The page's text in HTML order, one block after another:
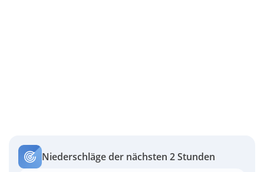
Niederschläge der nächsten 2 Stunden